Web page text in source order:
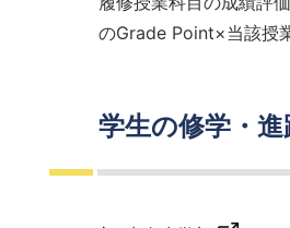
のGrade Point×当該授
学生の修学・